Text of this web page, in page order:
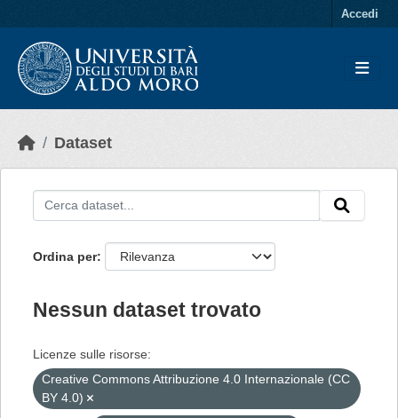
Accedi
Dataset
Ordina per
Nessun dataset trovato
Licenze sulle risorse:
Creative Commons Attribuzione 4.0 Internazionale (CC
BY 4.0)